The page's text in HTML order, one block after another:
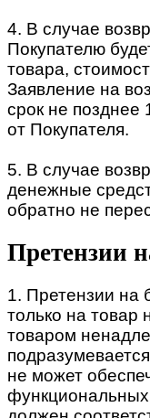
4. В случае
Покупателю
товара,
Заявление на
срок не позднее
от Покупателя.
5. В случае
денежные
обратно не
Претензии
1. Претензии на
только на товар
товаром
не может